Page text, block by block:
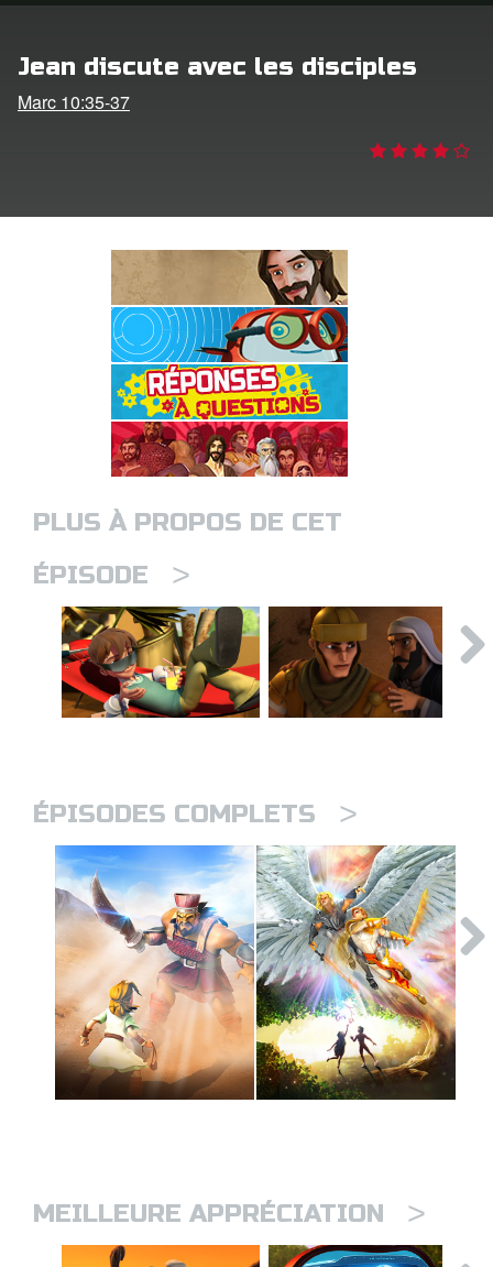
de langue
Jean discute avec les disciples
Marc 10:35-37
PLUS À PROPOS DE CET
ÉPISODE
>
ÉPISODES COMPLETS >
MEILLEURE APPRÉCIATION >